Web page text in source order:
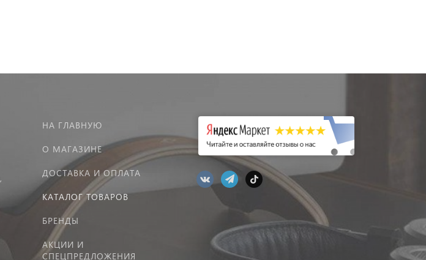
НА ГЛАВНУЮ
О МАГАЗИНЕ
ДОСТАВКА И ОПЛАТА
КАТАЛОГ ТОВАРОВ
БРЕНДЫ
АКЦИИ И
СПЕЦПРЕДЛОЖЕНИЯ